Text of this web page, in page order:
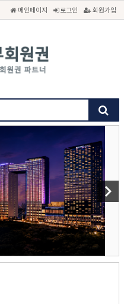
메인페이지 로그인 회원가입
keyboard_arrow_right